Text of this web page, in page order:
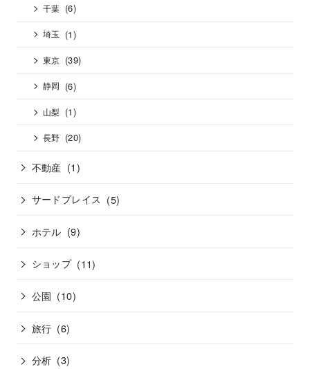
千葉 (6)
埼玉 (1)
東京 (39)
静岡 (6)
山梨 (1)
長野 (20)
不動産 (1)
サードプレイス (5)
ホテル (9)
ショップ (11)
公園 (10)
旅行 (6)
分析 (3)